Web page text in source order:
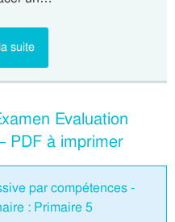
suite
Evaluation
PDF à imprimer
par compétences -
: Primaire 5